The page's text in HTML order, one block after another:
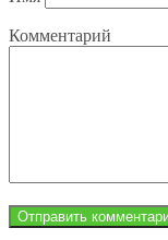
Комментарий